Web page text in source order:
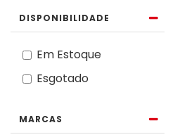
MARCAS
DISPONIBILIDADE
Em Estoque
Esgotado